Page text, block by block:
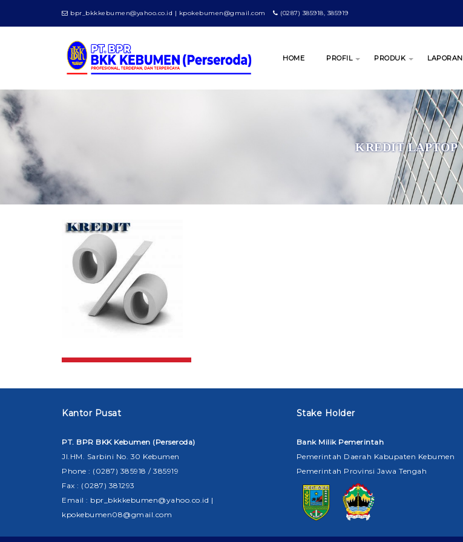
bpr_bkkkebumen@yahoo.co.id | kpokebumen@gmail.com (0287) 385918, 385919
HOME PROFIL PRODUK LAPORAN
KREDIT LAPTOP
Kantor Pusat
PT. BPR BKK Kebumen (Perseroda)
Jl.HM. Sarbini No. 30 Kebumen
Phone : (0287) 385918 / 385919
Fax : (0287) 381293
Email : bpr_bkkkebumen@yahoo.co.id |
kpokebumen08@gmail.com
Stake Holder
Bank Milik Pemerintah
Pemerintah Daerah Kabupaten Kebumen
Pemerintah Provinsi Jawa Tengah